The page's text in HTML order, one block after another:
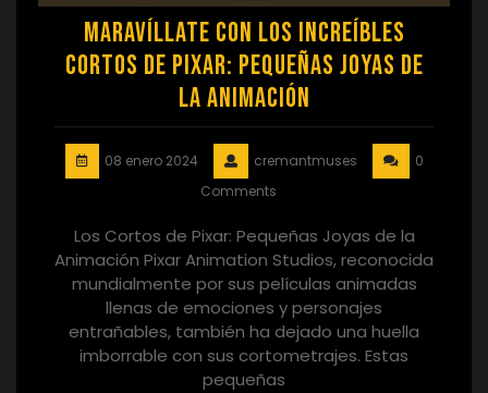
Maravíllate con los Increíbles
Cortos de Pixar: Pequeñas Joyas de
la Animación
08 enero 2024 cremantmuses
0
Comments
Los Cortos de Pixar: Pequeñas Joyas de la
Animación Pixar Animation Studios, reconocida
mundialmente por sus películas animadas
llenas de emociones y personajes
entrañables, también ha dejado una huella
imborrable con sus cortometrajes. Estas
pequeñas